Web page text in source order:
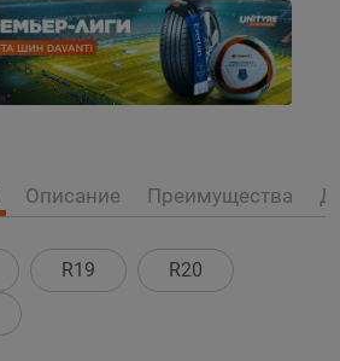
Описание Преимущества
R19
R20